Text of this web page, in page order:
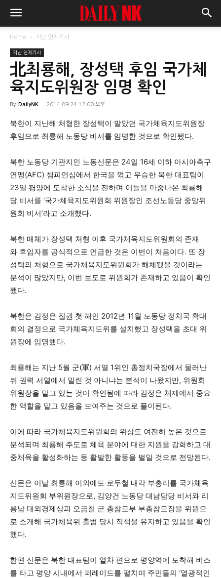
Home 지난 연재기사
지난 연재기사
北최룡해, 장성택 후임 국가체
육지도위원장 임명 확인
By DailyNK - 2014.09.24 12:00 오후
북한이 지난해 처형한 장성택이 맡았던 국가체육지도위원장
후임으로 최룡해 노동당 비서를 임명한 것으로 확인됐다.
북한 노동당 기관지인 노동신문은 24일 16세 이하 아시아축구
연맹(AFC) 챔피언십에서 한국을 꺾고 우승한 북한 대표팀이
23일 평양에 도착한 소식을 전하며 이들을 마중나온 최룡해
당 비서를 ‘국가체육지도위원회 위원장인 조선노동당 중앙위
원회 비서’라고 소개했다.
북한 매체가 장성택 처형 이후 국가체육지도위원회의 존재
와 후임자를 공식적으로 언급한 것은 이번이 처음이다. 또 장
성택의 처형으로 국가체육지도위원회가 해체됐을 것이라는
분석이 많았지만, 이번 보도로 위원회가 존재하고 있음이 확인
됐다.
북한은 김정은 집권 첫 해인 2012년 11월 노동당 정치국 확대
회의 결정으로 국가체육지도위를 설치했고 장성택을 초대 위
원장에 임명했다.
최룡해는 지난 5월 군(軍) 서열 1위인 총정치국장에서 물러난
뒤 권력 서열에서 밀린 것 아니냐는 분석이 나왔지만, 위원회
위원장을 맡고 있는 것이 확인됨에 따라 김정은 체제에서 중요
한 역할을 맡고 있음을 보여주는 것으로 풀이된다.
이에 따라 국가체육지도위원회의 위상도 여전히 높은 것으로
분석되며 최룡해 주도로 체육 분야에 대한 지원을 강화하고 대
중체육을 활성화하는 등 활발한 활동을 벌일 것으로 전망된다.
신문은 이날 최룡해 이외에도 로두철 내각 부총리를 국가체육
지도위원회 부위원장으로, 김양건 노동당 대남담당 비서와 리
룡남 대외경제상과 오금철 군 총참모부 부총참모장을 위원으
로 소개해 국가체육위 출범 당시 직책을 유지하고 있음을 확인
했다.
한편 신문은 북한 대표팀이 열차 편으로 평양역에 도착해 버스
를 타고 평양 시내에서 퍼레이드를 펼치며 주민들의 ‘열광적인